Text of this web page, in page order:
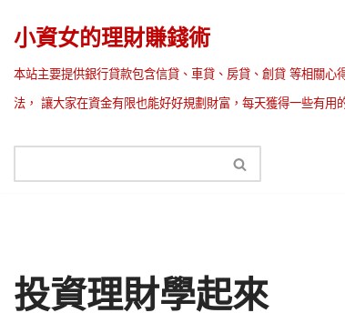
Skip
to
content
小資女的理財賺錢術
本站主要提供銀行貸款包含信貸、車貸、房貸、創貸 等相關
法， 讓大家在資金有限也能好好規劃財富，每天獲得一些有用
投資理財學起來